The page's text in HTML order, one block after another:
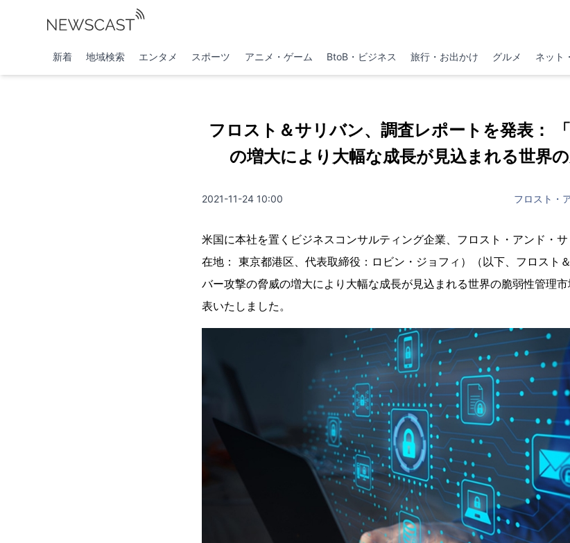
新着 地域検索 エンタメ スポーツ アニメ・ゲーム BtoB・ビジネス 旅行・お出かけ グルメ ネット
フロスト＆サリバン、調査レポートを発表：
の増大により大幅な成長が見込まれる世界の
2021-11-24 10:00 フロスト・
米国に本社を置くビジネスコンサルティング企業、フロスト・アンド・
在地： 東京都港区、代表取締役：ロビン・ジョフィ）（以下、フロスト
バー攻撃の脅威の増大により大幅な成長が見込まれる世界の脆弱性管理
表いたしました。